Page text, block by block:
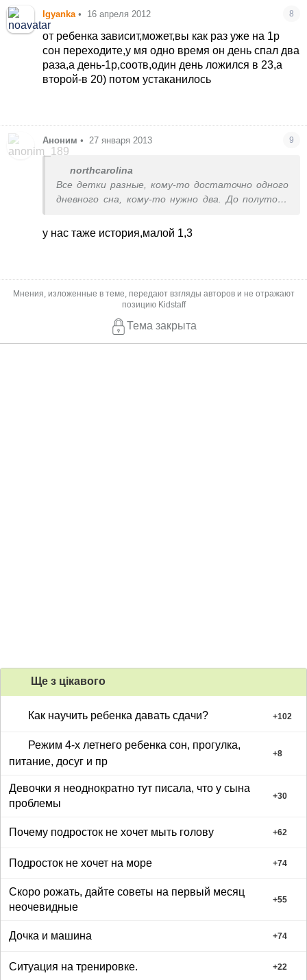
Igyanka • 16 апреля 2012 8
от ребенка зависит,может,вы как раз уже на 1р
сон переходите,у мя одно время он день спал два
раза,а день-1р,соотв,один день ложился в 23,а
второй-в 20) потом устаканилось
Аноним • 27 января 2013 9
northcarolina
Все детки разные, кому-то достаточно одного
дневного сна, кому-то нужно два. До полутора
Нам 1,2 встаем в 8:30-9:00. Спим днем 2 раза
у нас таже история,малой 1,3
Мнения, изложенные в теме, передают взгляды авторов и не отражают
позицию Kidstaff
Тема закрыта
Ще з цiкавого
Как научить ребенка давать сдачи? +102
Режим 4-х летнего ребенка сон, прогулка,
питание, досуг и пр
+8
Девочки я неоднократно тут писала, что у сына
проблемы
+30
Почему подросток не хочет мыть голову +62
Подросток не хочет на море +74
Скоро рожать, дайте советы на первый месяц
неочевидные
+55
Дочка и машина +74
Ситуация на тренировке. +22